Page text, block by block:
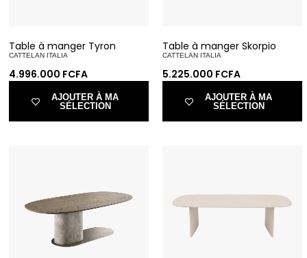
Table à manger Tyron
CATTELAN ITALIA
4.996.000 FCFA
AJOUTER À MA
SÉLECTION
Table à manger Skorpio
CATTELAN ITALIA
5.225.000 FCFA
AJOUTER À MA
SÉLECTION